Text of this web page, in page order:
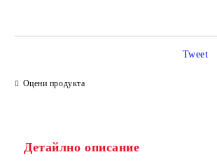
Оцени продукта
Tweet
Детайлно описание